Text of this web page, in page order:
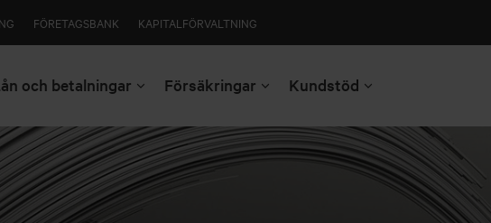
FÖRETAGSBANK KAPITALFÖRVALTNING
och betalningar Försäkringar Kundstöd